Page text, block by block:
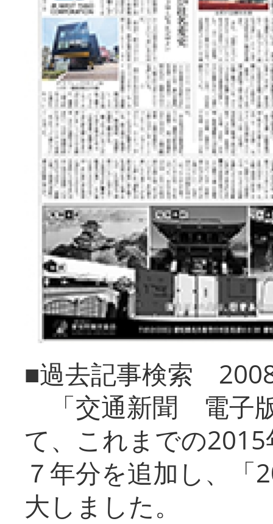
■過去記事検索
「交通新聞 電子
て、これまでの
７年分を追加し、「
大しまし